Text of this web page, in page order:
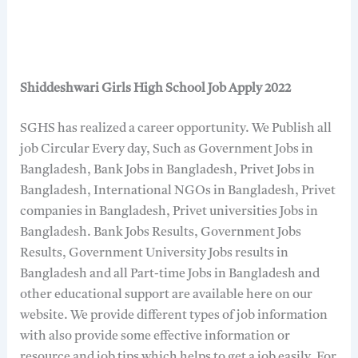
Shiddeshwari Girls High School Job Apply 2022
SGHS has realized a career opportunity. We Publish all
job Circular Every day, Such as Government Jobs in
Bangladesh, Bank Jobs in Bangladesh, Privet Jobs in
Bangladesh, International NGOs in Bangladesh, Privet
companies in Bangladesh, Privet universities Jobs in
Bangladesh. Bank Jobs Results, Government Jobs
Results, Government University Jobs results in
Bangladesh and all Part-time Jobs in Bangladesh and
other educational support are available here on our
website. We provide different types of job information
with also provide some effective information or